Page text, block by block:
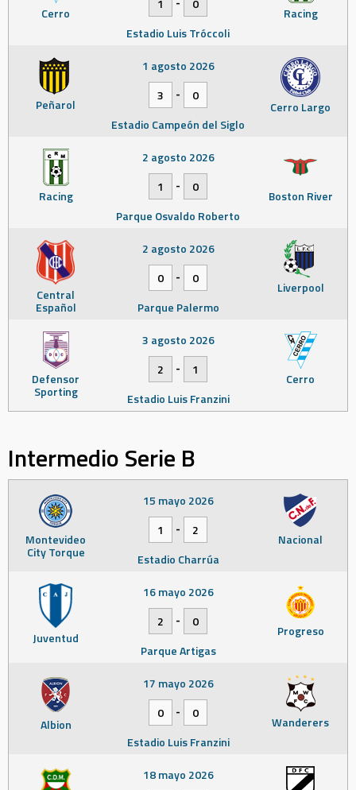
Cerro Racing
1
0
Estadio Luis Tróccoli
Peñarol Cerro Largo
1 agosto 2026
3
-
0
Estadio Campeón del Siglo
Racing Boston River
2 agosto 2026
1
-
0
Parque Osvaldo Roberto
Central
Español
Liverpool
2 agosto 2026
0
-
0
Parque Palermo
Defensor
Sporting
Cerro
3 agosto 2026
2
-
1
Estadio Luis Franzini
Intermedio Serie B
Montevideo
City Torque
Nacional
15 mayo 2026
1
-
2
Estadio Charrúa
Juventud Progreso
16 mayo 2026
2
-
0
Parque Artigas
Albion Wanderers
17 mayo 2026
0
-
0
Estadio Luis Franzini
18 mayo 2026